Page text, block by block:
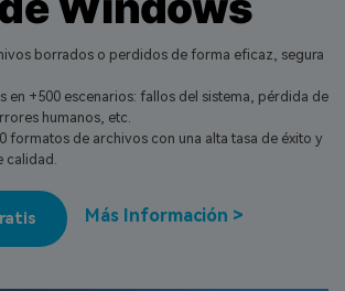
Pruébalo Gratis
para Mac
datos ilimitados del sistema Mac
Pruébalo Gratis
Borrados
Recuperación Exclusivas Nuevo
de Datos
de Datos
borrados o perdidos de forma eficaz, segura
en +500 escenarios: fallos del sistema, pérdida de
humanos, etc.
formatos de archivos con una alta tasa de éxito y
calidad.
Más Información >